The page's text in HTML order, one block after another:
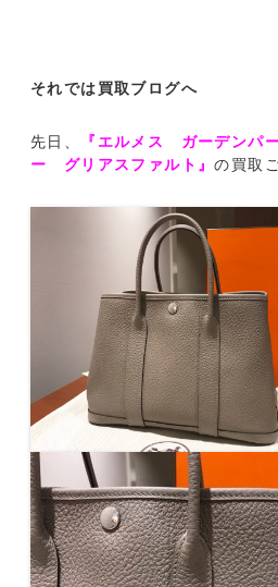
それでは買取ブログへ
先日、
『エルメス ガーデンパ
ー グリアスファルト』の買取